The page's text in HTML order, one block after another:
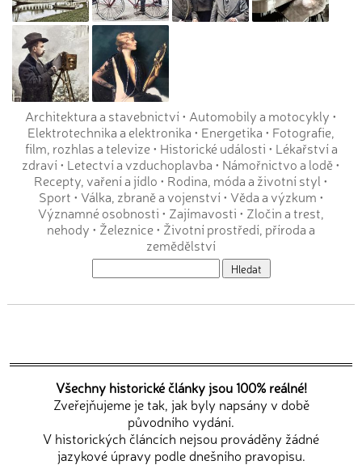
Architektura a stavebnictví• Automobily a motocykly •
Elektrotechnika a elektronika • Energetika • Fotografie,
film, rozhlas a televize• Historické události • Lékařství a
zdraví• Letectví a vzduchoplavba • Námořnictvo a lodě•
Recepty, vaření a jídlo • Rodina, móda a životní styl •
Sport • Válka, zbraně a vojenství• Věda a výzkum •
Významné osobnosti • Zajímavosti • Zločin a trest,
nehody • Železnice• Životní prostředí, příroda a
zemědělství
Všechny historické články jsou 100% reálné!
Zveřejňujeme je tak, jak byly napsány v době
původního vydání.
V historických článcích nejsou prováděny žádné
jazykové úpravy podle dnešního pravopisu.